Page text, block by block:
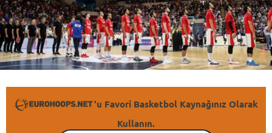
'u Favori Basketbol Kaynağınız Olarak
Kullanın.